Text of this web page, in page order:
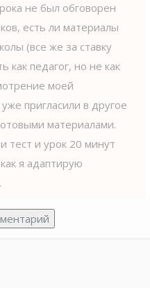
не был обговорен
есть ли материалы
(все же за ставку
как педагог, но не как
моей
пригласили в другое
материалами.
тест и урок 20 минут
я адаптирую